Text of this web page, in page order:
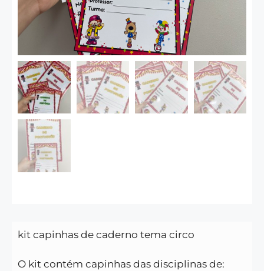
kit capinhas de caderno tema circo
O kit contém capinhas das disciplinas de: